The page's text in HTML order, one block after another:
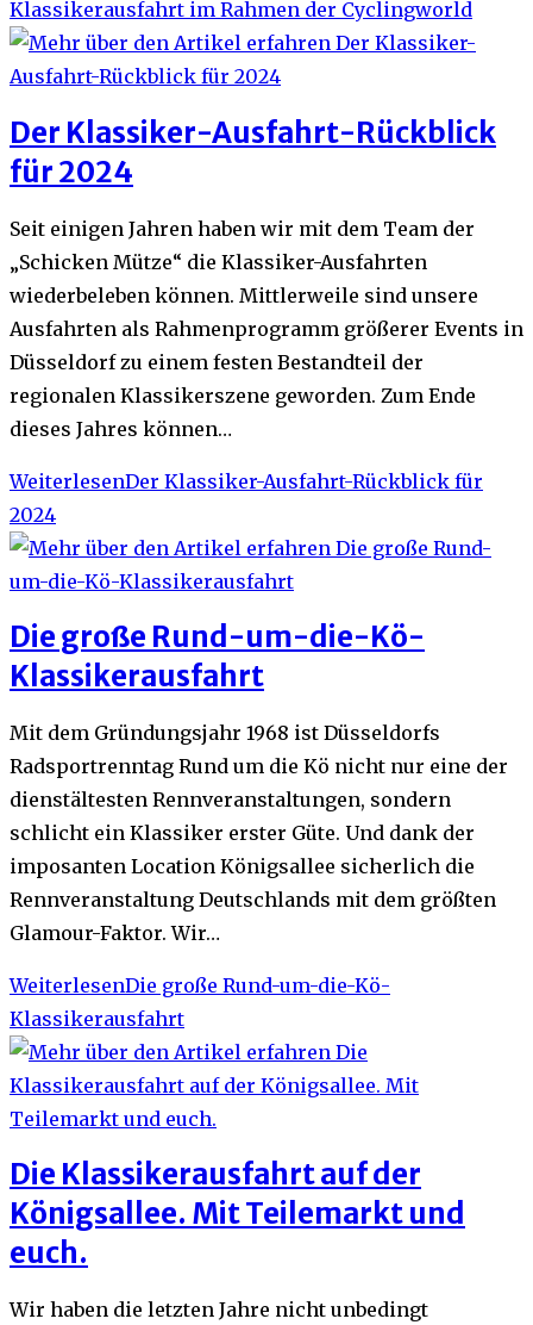
Klassikerausfahrt im Rahmen der Cyclingworld
Der Klassiker-Ausfahrt-Rückblick
für 2024
Seit einigen Jahren haben wir mit dem Team der
„Schicken Mütze“ die Klassiker-Ausfahrten
wiederbeleben können. Mittlerweile sind unsere
Ausfahrten als Rahmenprogramm größerer Events in
Düsseldorf zu einem festen Bestandteil der
regionalen Klassikerszene geworden. Zum Ende
dieses Jahres können…
WeiterlesenDer Klassiker-Ausfahrt-Rückblick für
2024
Die große Rund-um-die-Kö-
Klassikerausfahrt
Mit dem Gründungsjahr 1968 ist Düsseldorfs
Radsportrenntag Rund um die Kö nicht nur eine der
dienstältesten Rennveranstaltungen, sondern
schlicht ein Klassiker erster Güte. Und dank der
imposanten Location Königsallee sicherlich die
Rennveranstaltung Deutschlands mit dem größten
Glamour-Faktor. Wir…
WeiterlesenDie große Rund-um-die-Kö-
Klassikerausfahrt
Die Klassikerausfahrt auf der
Königsallee. Mit Teilemarkt und
euch.
Wir haben die letzten Jahre nicht unbedingt